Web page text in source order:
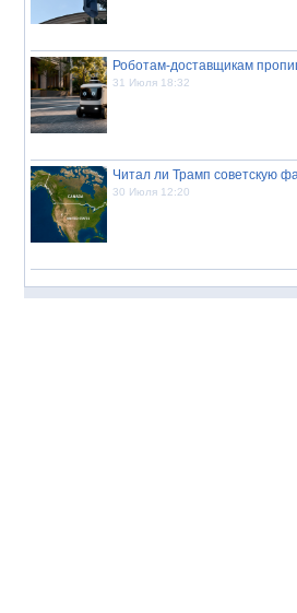
Роботам-доставщикам
31 Июля 18:32
Читал ли Трамп советскую
30 Июля 12:20